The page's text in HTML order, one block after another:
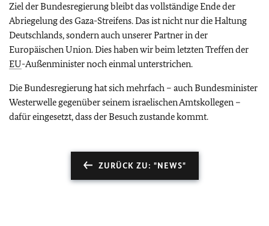
Ziel der Bundesregierung bleibt das vollständige Ende der
Abriegelung des Gaza-Streifens. Das ist nicht nur die Haltung
Deutschlands, sondern auch unserer Partner in der
Europäischen Union. Dies haben wir beim letzten Treffen der
EU-Außenminister noch einmal unterstrichen.
Die Bundesregierung hat sich mehrfach – auch Bundesminister
Westerwelle gegenüber seinem israelischen Amtskollegen –
dafür eingesetzt, dass der Besuch zustande kommt.
ZURÜCK ZU: "NEWS"